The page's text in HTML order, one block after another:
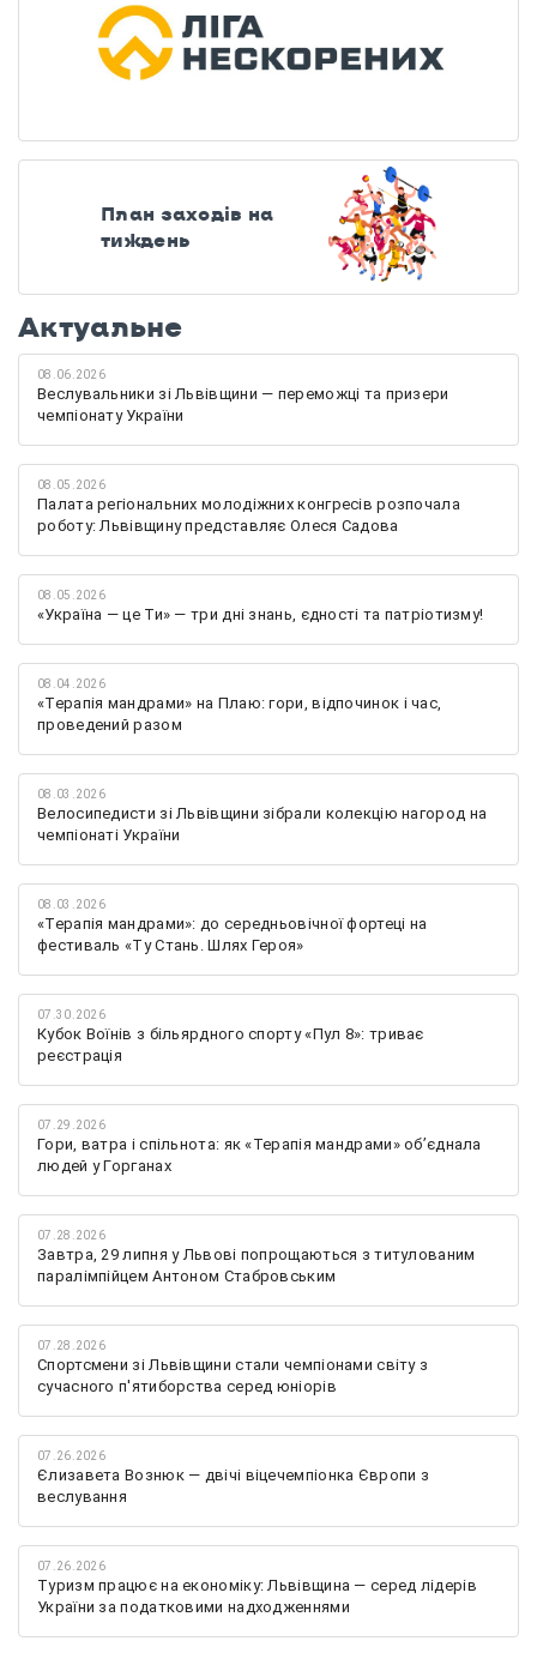
План заходів на
тиждень
Актуальне
08.06.2026
Веслувальники зі Львівщини — переможці та призери
чемпіонату України
08.05.2026
Палата регіональних молодіжних конгресів розпочала
роботу: Львівщину представляє Олеся Садова
08.05.2026
«Україна — це Ти» — три дні знань, єдності та патріотизму!
08.04.2026
«Терапія мандрами» на Плаю: гори, відпочинок і час,
проведений разом
08.03.2026
Велосипедисти зі Львівщини зібрали колекцію нагород на
чемпіонаті України
08.03.2026
«Терапія мандрами»: до середньовічної фортеці на
фестиваль «Ту Стань. Шлях Героя»
07.30.2026
Кубок Воїнів з більярдного спорту «Пул 8»: триває
реєстрація
07.29.2026
Гори, ватра і спільнота: як «Терапія мандрами» об’єднала
людей у Горганах
07.28.2026
Завтра, 29 липня у Львові попрощаються з титулованим
паралімпійцем Антоном Стабровським
07.28.2026
Спортсмени зі Львівщини стали чемпіонами світу з
сучасного п'ятиборства серед юніорів
07.26.2026
Єлизавета Вознюк — двічі віцечемпіонка Європи з
веслування
07.26.2026
Туризм працює на економіку: Львівщина — серед лідерів
України за податковими надходженнями